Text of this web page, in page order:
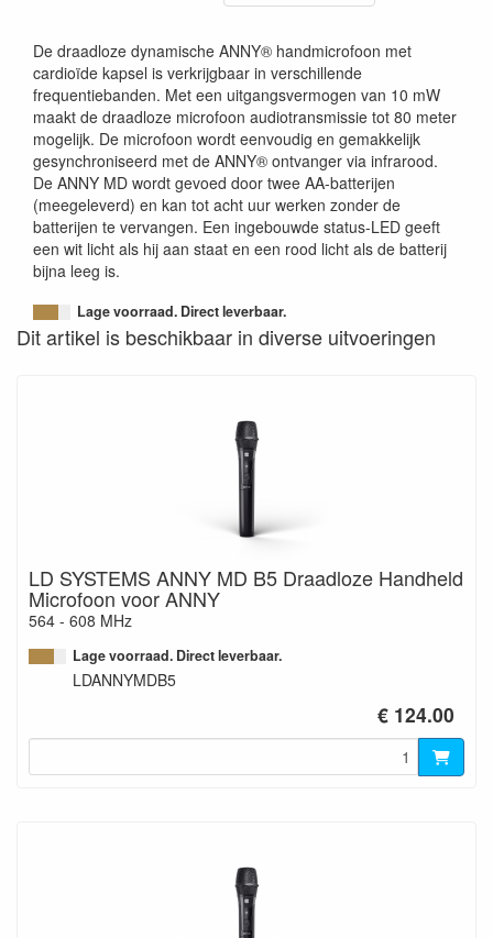
De draadloze dynamische ANNY® handmicrofoon met
cardioïde kapsel is verkrijgbaar in verschillende
frequentiebanden. Met een uitgangsvermogen van 10 mW
maakt de draadloze microfoon audiotransmissie tot 80 meter
mogelijk. De microfoon wordt eenvoudig en gemakkelijk
gesynchroniseerd met de ANNY® ontvanger via infrarood.
De ANNY MD wordt gevoed door twee AA-batterijen
(meegeleverd) en kan tot acht uur werken zonder de
batterijen te vervangen. Een ingebouwde status-LED geeft
een wit licht als hij aan staat en een rood licht als de batterij
bijna leeg is.
Lage voorraad. Direct leverbaar.
Dit artikel is beschikbaar in diverse uitvoeringen
LD SYSTEMS ANNY MD B5 Draadloze Handheld
Microfoon voor ANNY
564 - 608 MHz
Lage voorraad. Direct leverbaar.
LDANNYMDB5
€ 124.00